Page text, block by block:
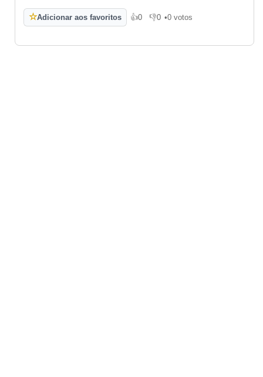
☆Adicionar aos favoritos 👍0
Gosto 👎0
Não gosto
•0 votos